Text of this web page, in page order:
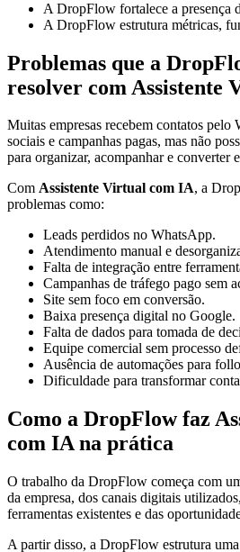
A DropFlow fortalece a presença
A DropFlow estrutura métricas,
Problemas que a
resolver com Assistente
Muitas empresas recebem contatos pelo
sociais e campanhas pagas, mas não
para organizar, acompanhar e converter
Com Assistente Virtual com IA, a
problemas como:
Leads perdidos no WhatsApp.
Atendimento manual e
Falta de integração entre
Campanhas de tráfego pago sem
Site sem foco em conversão.
Baixa presença digital no Google.
Falta de dados para tomada de
Equipe comercial sem processo
Ausência de automações para
Dificuldade para transformar
Como a DropFlow faz
com IA na prática
O trabalho da DropFlow começa com
da empresa, dos canais digitais
ferramentas existentes e das
A partir disso, a DropFlow estrutura